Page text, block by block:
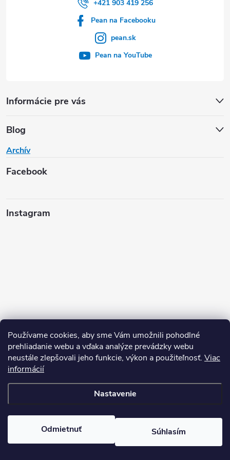
Používame cookies, aby sme Vám umožnili pohodlné
prehliadanie webu a vďaka analýze prevádzky webu
neustále zlepšovali jeho funkcie, výkon a použiteľnosť. Viac
informácií
Nastavenie
Odmietnuť Súhlasím
Informácie pre vás
Blog
Archív
Facebook
+421 903 419 256
Pean na Facebooku
pean.sk
Pean na YouTube
Instagram
Sledovať na Instagrame
. Všetky práva vyhradené.